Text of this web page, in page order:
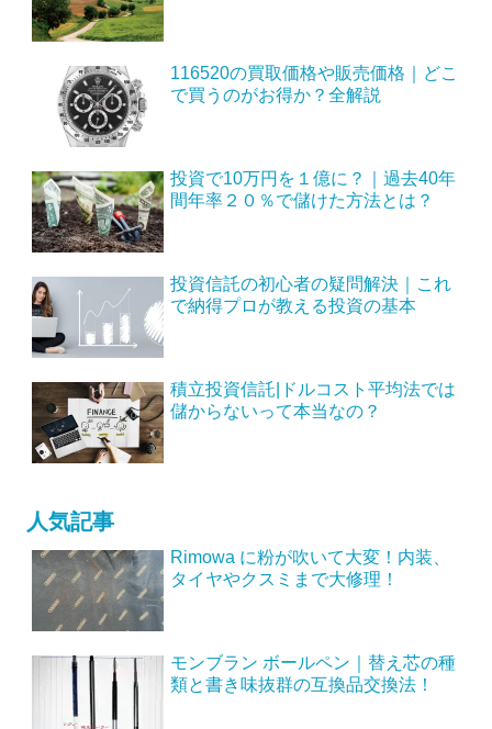
116520の買取価格や販売価格｜どこ
で買うのがお得か？全解説
投資で10万円を１億に？｜過去40年
間年率２０％で儲けた方法とは？
投資信託の初心者の疑問解決｜これ
で納得プロが教える投資の基本
積立投資信託|ドルコスト平均法では
儲からないって本当なの？
人気記事
Rimowa に粉が吹いて大変！内装、
タイヤやクスミまで大修理！
モンブラン ボールペン｜替え芯の種
類と書き味抜群の互換品交換法！